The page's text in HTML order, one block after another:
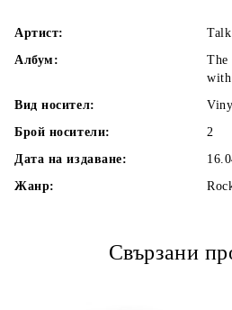
Артист:
Албум:
Вид носител:
Брой носители:
2
Дата на издаване:
Жанр:
Свързани